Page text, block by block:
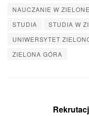
NAUCZANIE W
STUDIA
STUDIA W
UNIWERSYTET
ZIELONA GÓRA